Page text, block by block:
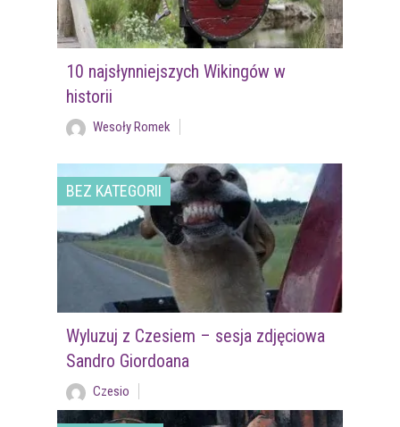
10 najsłynniejszych Wikingów w
historii
Wesoły Romek
BEZ KATEGORII
Wyluzuj z Czesiem – sesja zdjęciowa
Sandro Giordoana
Czesio